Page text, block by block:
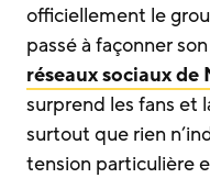
officiellement le
passé à façonner
réseaux sociaux de
surprend les fans et
surtout que rien
tension particulière